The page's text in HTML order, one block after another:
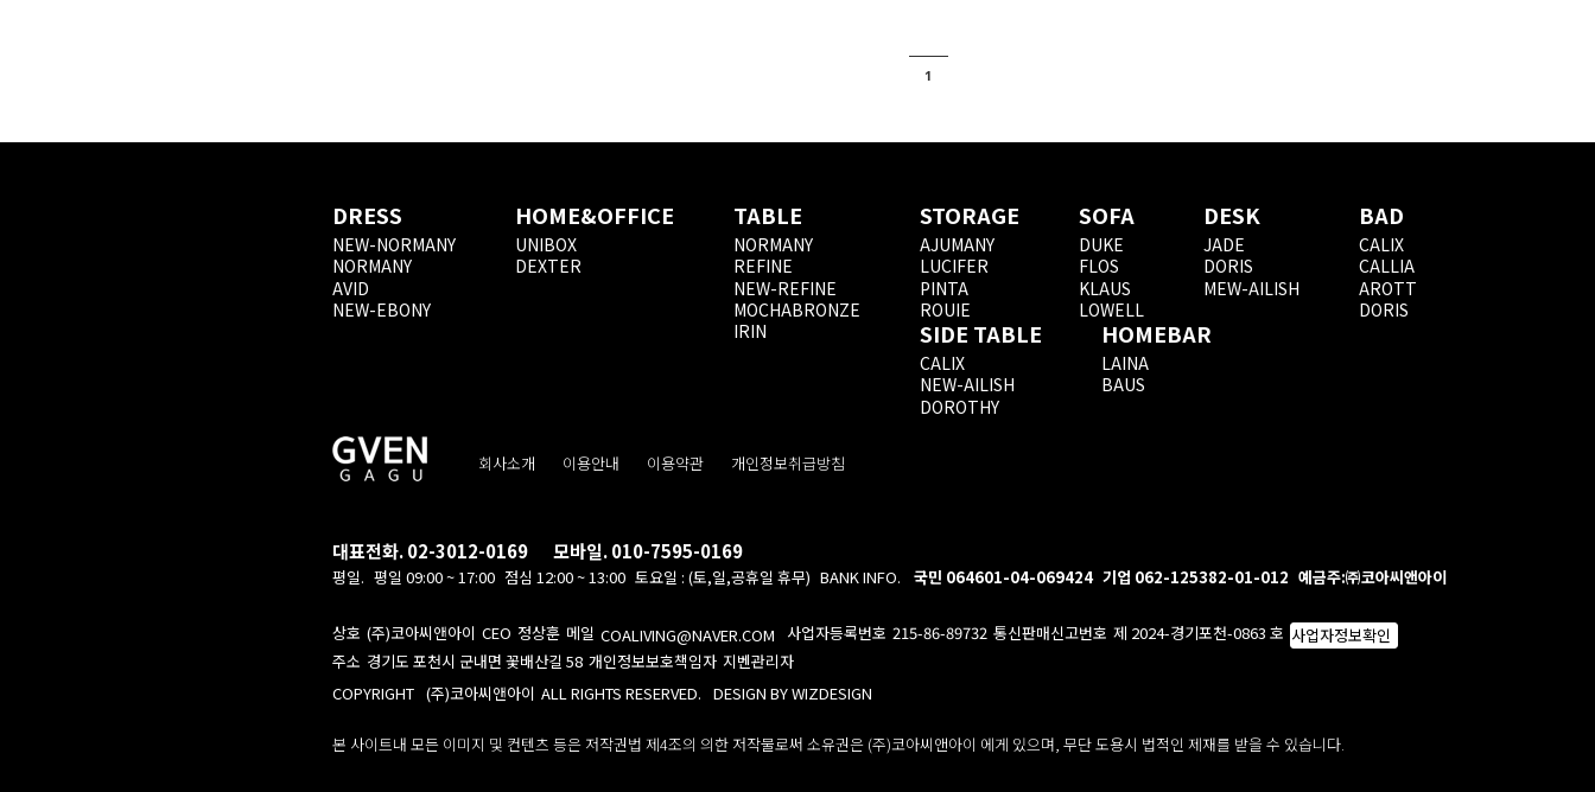
1
DRESS
NEW-NORMANY
NORMANY
AVID
NEW-EBONY
HOME&OFFICE
UNIBOX
DEXTER
TABLE
NORMANY
REFINE
NEW-REFINE
MOCHABRONZE
IRIN
STORAGE
AJUMANY
LUCIFER
PINTA
ROUIE
SOFA
DUKE
FLOS
KLAUS
LOWELL
DESK
JADE
DORIS
MEW-AILISH
BAD
CALIX
CALLIA
AROTT
DORIS
SIDE TABLE
CALIX
NEW-AILISH
DOROTHY
HOMEBAR
LAINA
BAUS
회사소개 이용안내 이용약관 개인정보취급방침
대표전화. 02-3012-0169 모바일. 010-7595-0169
평일. 평일 09:00 ~ 17:00 점심 12:00 ~ 13:00 토요일 : (토,일,공휴일 휴무) BANK INFO. 국민 064601-04-069424 기업 062-125382-01-012 예금주:㈜코아씨앤아이
상호 (주)코아씨앤아이 CEO 정상훈 메일 COALIVING@NAVER.COM 사업자등록번호 215-86-89732 통신판매신고번호 제 2024-경기포천-0863 호 사업자정보확인
주소 경기도 포천시 군내면 꽃배산길 58 개인정보보호책임자 지벤관리자
COPYRIGHT (주)코아씨앤아이 ALL RIGHTS RESERVED. DESIGN BY WIZDESIGN
본 사이트내 모든 이미지 및 컨텐츠 등은 저작권법 제4조의 의한 저작물로써 소유권은 (주)코아씨앤아이 에게 있으며, 무단 도용시 법적인 제재를 받을 수 있습니다.